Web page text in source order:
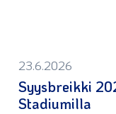
23.6.2026
Syysbreikki
Stadiumilla